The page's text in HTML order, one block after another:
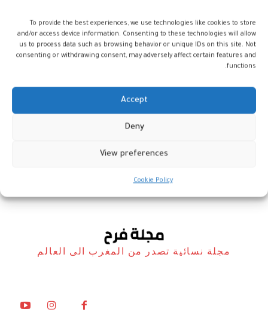
To provide the best experiences, we use technologies like cookies to store
and/or access device information. Consenting to these technologies will allow
us to process data such as browsing behavior or unique IDs on this site. Not
consenting or withdrawing consent, may adversely affect certain features and
functions.
Accept
Deny
View preferences
Cookie Policy
باريس تحتفي بالثقافة المغربية
مجلة نسائية تصدر من المغرب الى العالم